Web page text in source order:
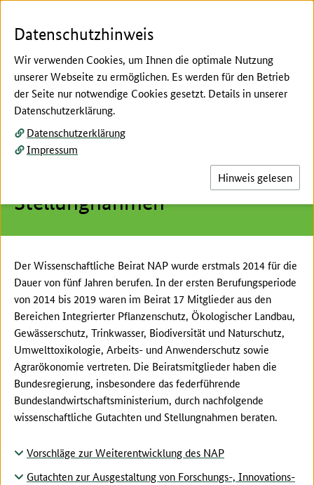
Hier beginnt der Hauptinhalt dieser Seite
Berufungsperiode 2014 bis
2019: veröffentlichte
Stellungnahmen
Der Wissenschaftliche Beirat NAP wurde erstmals 2014 für die
Dauer von fünf Jahren berufen. In der ersten Berufungsperiode
von 2014 bis 2019 waren im Beirat 17 Mitglieder aus den
Bereichen Integrierter Pflanzenschutz, Ökologischer Landbau,
Gewässerschutz, Trinkwasser, Biodiversität und Naturschutz,
Umwelttoxikologie, Arbeits- und Anwenderschutz sowie
Agrarökonomie vertreten. Die Beiratsmitglieder haben die
Bundesregierung, insbesondere das federführende
Bundeslandwirtschaftsministerium, durch nachfolgende
wissenschaftliche Gutachten und Stellungnahmen beraten.
Vorschläge zur Weiterentwicklung des NAP
Gutachten zur Ausgestaltung von Forschungs-, Innovations-
Datenschutzhinweis
Wir verwenden Cookies, um Ihnen die optimale Nutzung
unserer Webseite zu ermöglichen. Es werden für den Betrieb
der Seite nur notwendige Cookies gesetzt. Details in unserer
Datenschutzerklärung.
Datenschutzerklärung
Impressum
Hinweis gelesen